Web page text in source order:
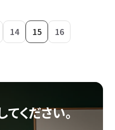
14 15 16
ください。